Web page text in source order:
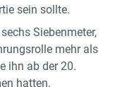
sein sollte.
Siebenmeter,
mehr als
ihn ab der 20.
hatten.